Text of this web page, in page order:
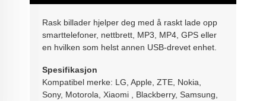
Rask billader hjelper deg med å raskt lade opp
smarttelefoner, nettbrett, MP3, MP4, GPS eller
en hvilken som helst annen USB-drevet enhet.
Spesifikasjon
Kompatibel merke: LG, Apple, ZTE, Nokia,
Sony, Motorola, Xiaomi , Blackberry, Samsung,